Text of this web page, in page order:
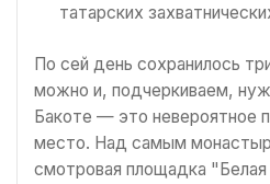
татарских
По сей день сохранилось
можно и, подчеркиваем,
Бакоте — это невероятное
место. Над самым
смотровая площадка "Белая